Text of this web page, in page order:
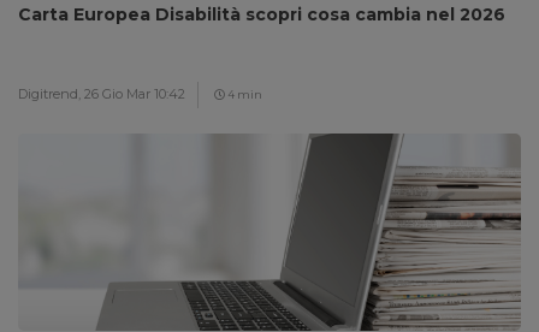
Carta Europea Disabilità scopri cosa cambia nel 2026
Digitrend, 26 Gio Mar 10:42 4 min